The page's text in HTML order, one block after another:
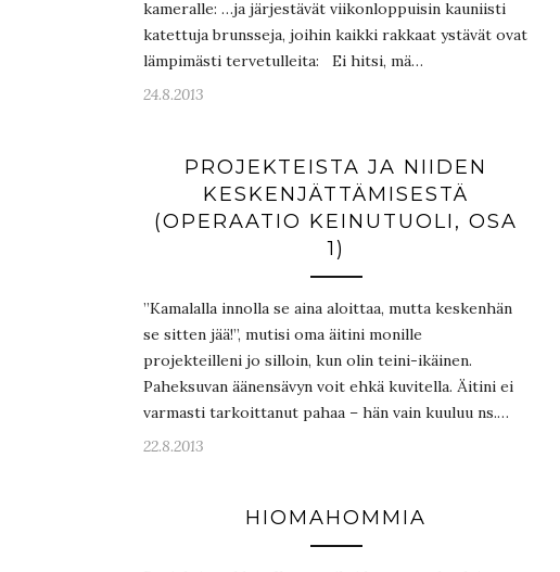
kameralle: …ja järjestävät viikonloppuisin kauniisti
katettuja brunsseja, joihin kaikki rakkaat ystävät ovat
lämpimästi tervetulleita: Ei hitsi, mä…
24.8.2013
PROJEKTEISTA JA NIIDEN
KESKENJÄTTÄMISESTÄ
(OPERAATIO KEINUTUOLI, OSA
1)
”Kamalalla innolla se aina aloittaa, mutta keskenhän
se sitten jää!”, mutisi oma äitini monille
projekteilleni jo silloin, kun olin teini-ikäinen.
Paheksuvan äänensävyn voit ehkä kuvitella. Äitini ei
varmasti tarkoittanut pahaa – hän vain kuuluu ns.…
22.8.2013
HIOMAHOMMIA